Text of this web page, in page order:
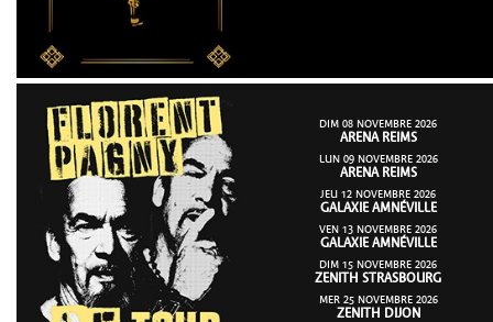
DIM 08 NOVEMBRE 2026
ARENA REIMS
LUN 09 NOVEMBRE 2026
ARENA REIMS
JEU 12 NOVEMBRE 2026
GALAXIE AMNÉVILLE
VEN 13 NOVEMBRE 2026
GALAXIE AMNÉVILLE
DIM 15 NOVEMBRE 2026
ZENITH STRASBOURG
MER 25 NOVEMBRE 2026
ZENITH DIJON